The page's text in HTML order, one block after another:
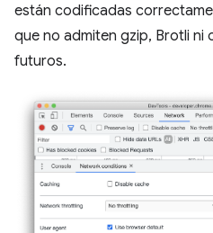
están codificadas
que no admiten gzip, Brotli ni
futuros.